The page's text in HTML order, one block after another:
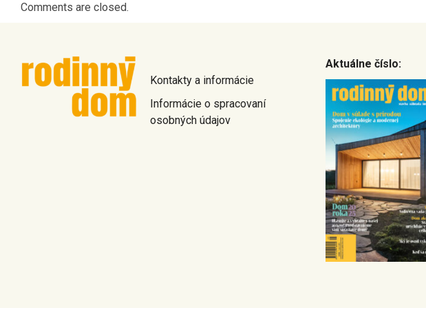
Comments are closed.
Kontakty a informácie
Informácie o spracovaní
osobných údajov
Aktuálne číslo: